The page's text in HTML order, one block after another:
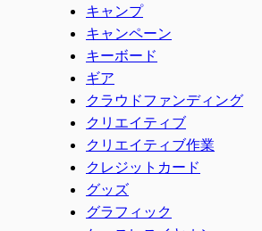
キャンプ
キャンペーン
キーボード
ギア
クラウドファンディング
クリエイティブ
クリエイティブ作業
クレジットカード
グッズ
グラフィック